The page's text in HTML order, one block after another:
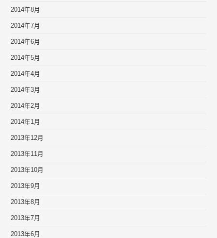
2014年8月
2014年7月
2014年6月
2014年5月
2014年4月
2014年3月
2014年2月
2014年1月
2013年12月
2013年11月
2013年10月
2013年9月
2013年8月
2013年7月
2013年6月